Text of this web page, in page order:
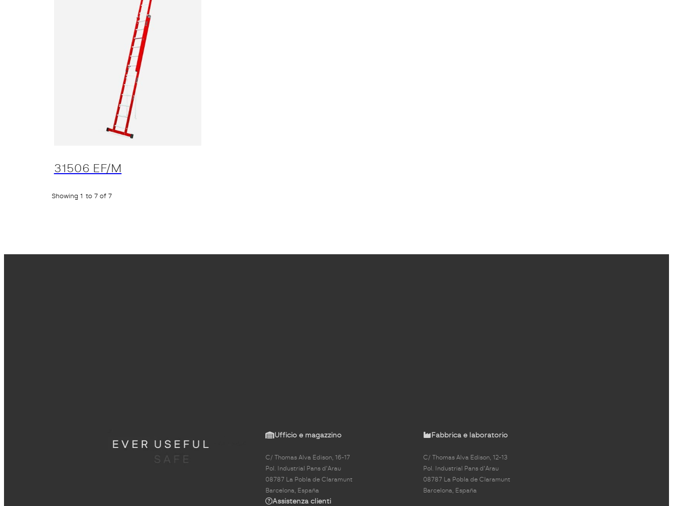
31506 EF/M
Showing 1 to 7 of 7
Ufficio e magazzino
C/ Thomas Alva Edison, 16-17
Pol. Industrial Pans d'Arau
08787 La Pobla de Claramunt
Barcelona, España
Fabbrica e laboratorio
C/ Thomas Alva Edison, 12-13
Pol. Industrial Pans d'Arau
08787 La Pobla de Claramunt
Barcelona, España
Assistenza clienti